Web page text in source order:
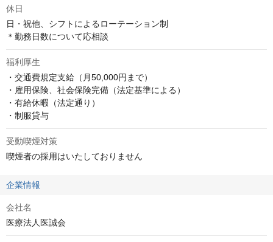
休日
日・祝他、シフトによるローテーション制
＊勤務日数について応相談
福利厚生
・交通費規定支給（月50,000円まで）
・雇用保険、社会保険完備（法定基準による）
・有給休暇（法定通り）
・制服貸与
受動喫煙対策
喫煙者の採用はいたしておりません
企業情報
会社名
医療法人医誠会